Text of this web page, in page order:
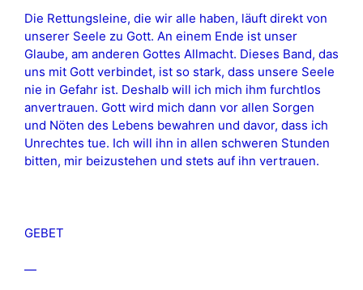
Die Rettungsleine, die wir alle haben, läuft direkt von
unserer Seele zu Gott. An einem Ende ist unser
Glaube, am anderen Gottes Allmacht. Dieses Band, das
uns mit Gott verbindet, ist so stark, dass unsere Seele
nie in Gefahr ist. Deshalb will ich mich ihm furchtlos
anvertrauen. Gott wird mich dann vor allen Sorgen
und Nöten des Lebens bewahren und davor, dass ich
Unrechtes tue. Ich will ihn in allen schweren Stunden
bitten, mir beizustehen und stets auf ihn vertrauen.
GEBET
—